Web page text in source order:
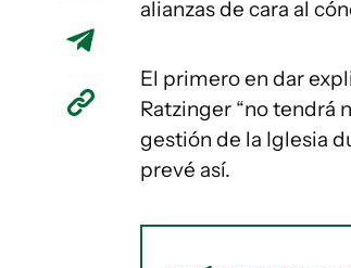
alianzas de cara al
El primero en dar
Ratzinger “no tendrá
gestión de la Iglesia
prevé así.